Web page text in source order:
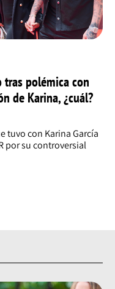
polémica con
de Karina, ¿cuál?
tuvo con Karina García
por su controversial